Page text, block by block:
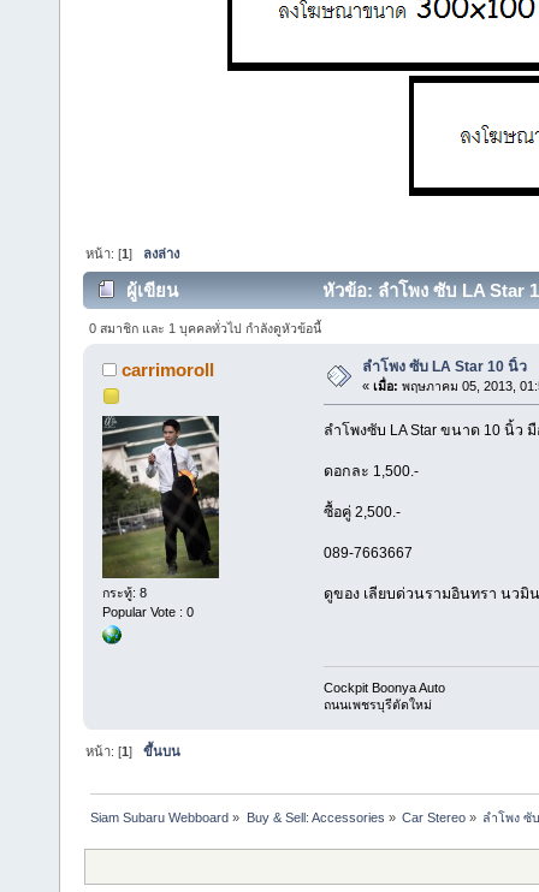
หน้า: [1] ลงล่าง
ผู้เขียน หัวข้อ: ลำโพง ซับ LA Star
0 สมาชิก และ 1 บุคคลทั่วไป กำลังดูหัวข้อนี้
carrimoroll
กระทู้: 8
Popular Vote : 0
ลำโพง ซับ LA Star 10 นิ้ว
« เมื่อ: พฤษภาคม 05, 2013,
ลำโพงซับ LA Star ขนาด 10 นิ้ว มื
ดอกละ 1,500.-
ซื้อคู่ 2,500.-
089-7663667
ดูของ เลียบด่วนรามอินทรา นวมิ
Cockpit Boonya Auto
ถนนเพชรบุรีตัดใหม่
หน้า: [1]ขึ้นบน
Siam Subaru Webboard » Buy & Sell: Accessories » Car Stereo» ลำโพง ซั